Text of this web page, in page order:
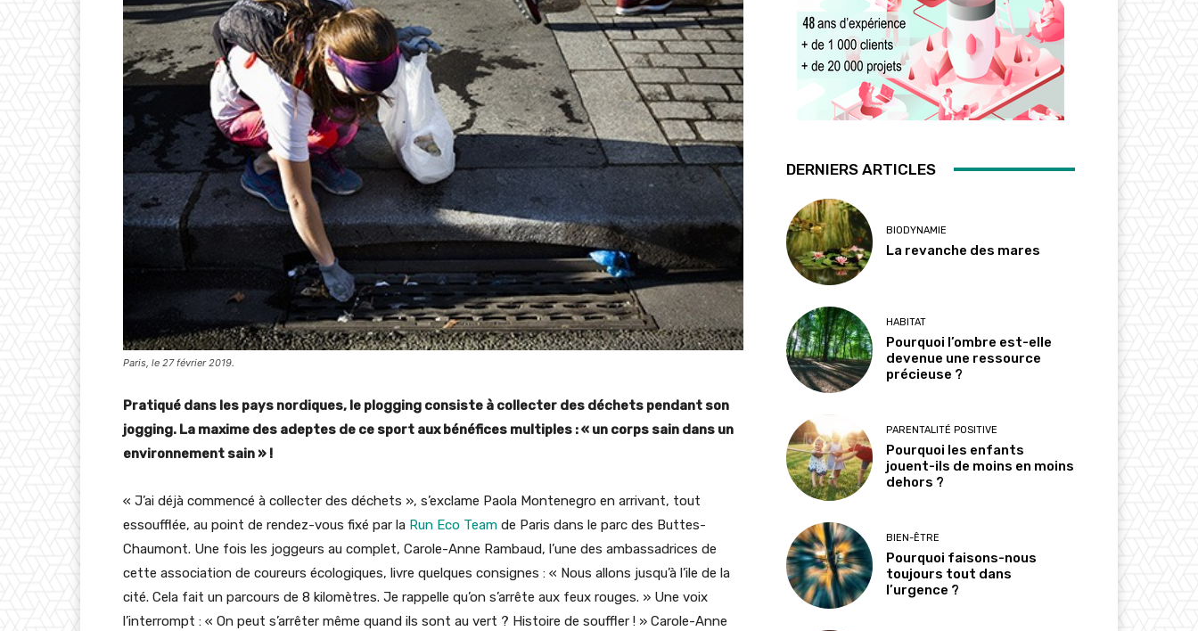
Paris, le 27 février 2019.
Pratiqué dans les pays nordiques, le plogging consiste à collecter des déchets pendant son
jogging. La maxime des adeptes de ce sport aux bénéfices multiples : « un corps sain dans un
environnement sain » !
« J’ai déjà commencé à collecter des déchets », s’exclame Paola Montenegro en arrivant, tout
essoufflée, au point de rendez-vous fixé par la Run Eco Team de Paris dans le parc des Buttes-
Chaumont. Une fois les joggeurs au complet, Carole-Anne Rambaud, l’une des ambassadrices de
cette association de coureurs écologiques, livre quelques consignes : « Nous allons jusqu’à l’ile de la
cité. Cela fait un parcours de 8 kilomètres. Je rappelle qu’on s’arrête aux feux rouges. » Une voix
l’interrompt : « On peut s’arrêter même quand ils sont au vert ? Histoire de souffler ! » Carole-Anne
DERNIERS ARTICLES
BIODYNAMIE
La revanche des mares
HABITAT
Pourquoi l’ombre est-elle
devenue une ressource
précieuse ?
PARENTALITÉ POSITIVE
Pourquoi les enfants
jouent-ils de moins en moins
dehors ?
BIEN-ÊTRE
Pourquoi faisons-nous
toujours tout dans
l’urgence ?